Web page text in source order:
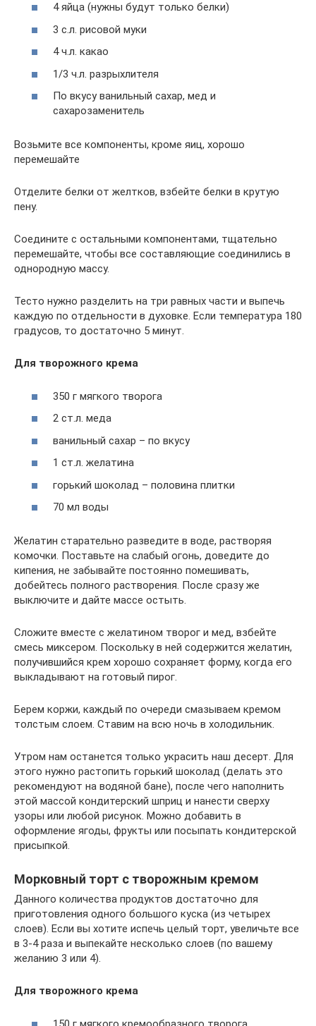
4 яйца (нужны будут только белки)
3 с.л. рисовой муки
4 ч.л. какао
1/3 ч.л. разрыхлителя
По вкусу ванильный сахар, мед и
сахарозаменитель
Возьмите все компоненты, кроме яиц, хорошо
перемешайте
Отделите белки от желтков, взбейте белки в крутую
пену.
Соедините с остальными компонентами, тщательно
перемешайте, чтобы все составляющие соединились в
однородную массу.
Тесто нужно разделить на три равных части и выпечь
каждую по отдельности в духовке. Если температура 180
градусов, то достаточно 5 минут.
Для творожного крема
350 г мягкого творога
2 ст.л. меда
ванильный сахар – по вкусу
1 ст.л. желатина
горький шоколад – половина плитки
70 мл воды
Желатин старательно разведите в воде, растворяя
комочки. Поставьте на слабый огонь, доведите до
кипения, не забывайте постоянно помешивать,
добейтесь полного растворения. После сразу же
выключите и дайте массе остыть.
Сложите вместе с желатином творог и мед, взбейте
смесь миксером. Поскольку в ней содержится желатин,
получившийся крем хорошо сохраняет форму, когда его
выкладывают на готовый пирог.
Берем коржи, каждый по очереди смазываем кремом
толстым слоем. Ставим на всю ночь в холодильник.
Утром нам останется только украсить наш десерт. Для
этого нужно растопить горький шоколад (делать это
рекомендуют на водяной бане), после чего наполнить
этой массой кондитерский шприц и нанести сверху
узоры или любой рисунок. Можно добавить в
оформление ягоды, фрукты или посыпать кондитерской
присыпкой.
Морковный торт с творожным кремом
Данного количества продуктов достаточно для
приготовления одного большого куска (из четырех
слоев). Если вы хотите испечь целый торт, увеличьте все
в 3-4 раза и выпекайте несколько слоев (по вашему
желанию 3 или 4).
Для творожного крема